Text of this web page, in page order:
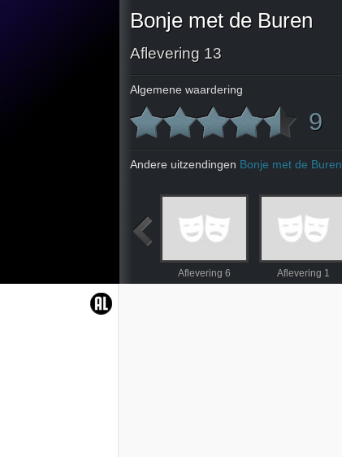
Bonje met de Buren
Aflevering 13
Algemene waardering
9
Andere uitzendingen Bonje met de Buren
Aflevering 6 Aflevering 1